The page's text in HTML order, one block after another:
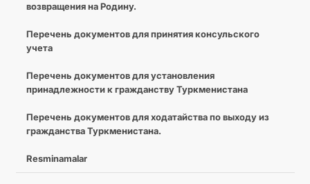
возвращения на Родину.
Перечень документов для принятия консульского
учета
Перечень документов для установления
принадлежности к гражданству Туркменистана
Перечень документов для ходатайства по выходу из
гражданства Туркменистана.
Resminamalar